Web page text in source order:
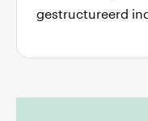
gestructureerd